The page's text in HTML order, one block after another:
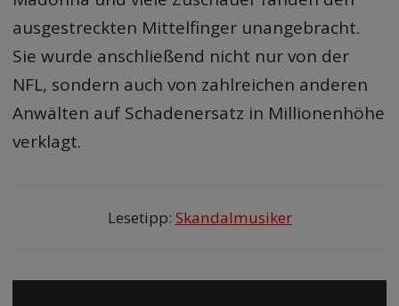
ausgestreckten Mittelfinger unangebracht.
Sie wurde anschließend nicht nur von der
NFL, sondern auch von zahlreichen anderen
Anwälten auf Schadenersatz in Millionenhöhe
verklagt.
Lesetipp: Skandalmusiker